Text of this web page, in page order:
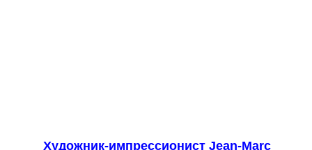
Художник-импрессионист Jean-Marc